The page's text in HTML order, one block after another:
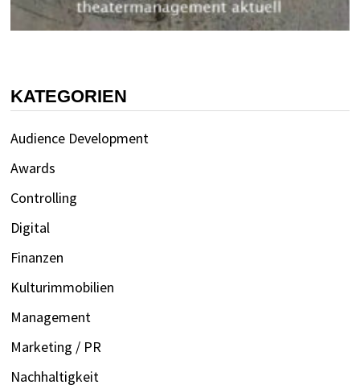
KATEGORIEN
Audience Development
Awards
Controlling
Digital
Finanzen
Kulturimmobilien
Management
Marketing / PR
Nachhaltigkeit